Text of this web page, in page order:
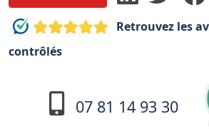
Retrouvez les
contrôlés
07 81 14 93 30